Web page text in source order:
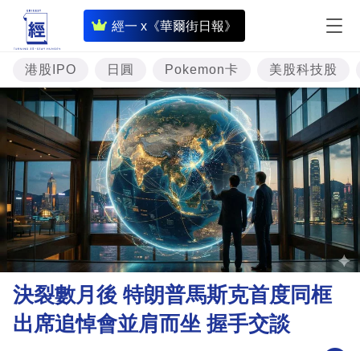
經一 x《華爾街日報》
即
時
財
經
專
題
投
資
樓
市
理
財
商
港股IPO 日圓 Pokemon卡 美股科技股
決裂數月後 特朗普馬斯克首度同框
出席追悼會並肩而坐 握手交談